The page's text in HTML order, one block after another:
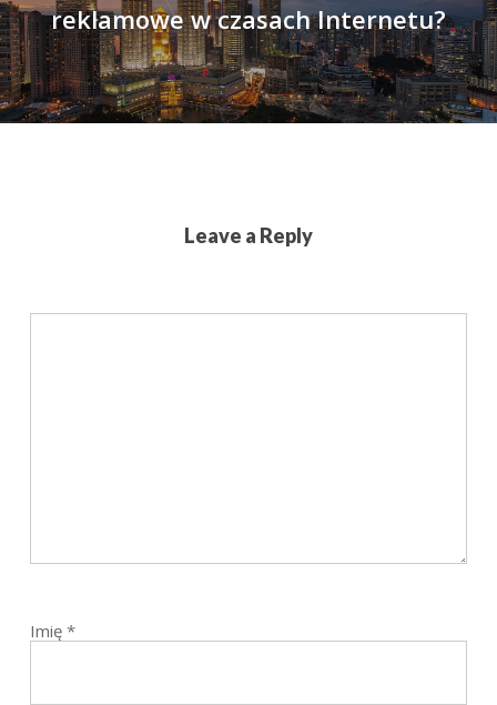
reklamowe w czasach Internetu?
Leave a Reply
Imię *